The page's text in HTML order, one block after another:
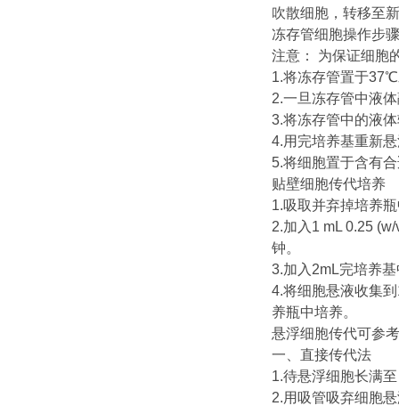
吹散细胞，转移至
冻存管细胞操作步骤
注意： 为保证细胞
1.将冻存管置于
2.一旦冻存管中液
3.将冻存管中的液
4.用完培养基重新
5.将细胞置于含有
贴壁细胞传代培养
1.吸取并弃掉培养
2.加入1 mL 0.25
钟。
3.加入2mL完培养
4.将细胞悬液收集
养瓶中培养。
悬浮细胞传代可参
一、直接传代法
1.待悬浮细胞长满
2.用吸管吸弃细胞